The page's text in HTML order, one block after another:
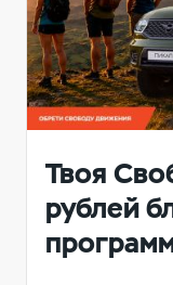
Твоя
рублей